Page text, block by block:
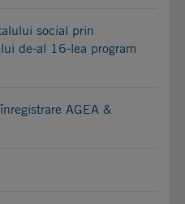
social prin
de-al 16-lea program
AGEA &